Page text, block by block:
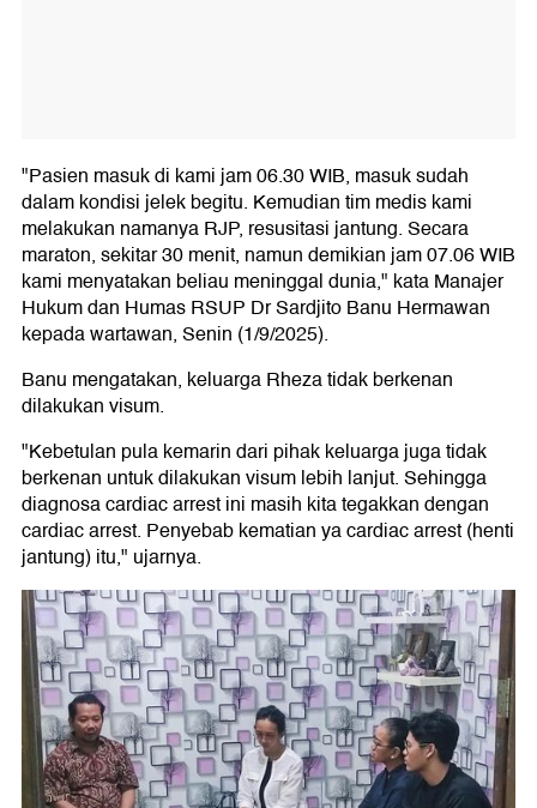
"Pasien masuk di kami jam 06.30 WIB, masuk sudah
dalam kondisi jelek begitu. Kemudian tim medis kami
melakukan namanya RJP, resusitasi jantung. Secara
maraton, sekitar 30 menit, namun demikian jam 07.06 WIB
kami menyatakan beliau meninggal dunia," kata Manajer
Hukum dan Humas RSUP Dr Sardjito Banu Hermawan
kepada wartawan, Senin (1/9/2025).
Banu mengatakan, keluarga Rheza tidak berkenan
dilakukan visum.
"Kebetulan pula kemarin dari pihak keluarga juga tidak
berkenan untuk dilakukan visum lebih lanjut. Sehingga
diagnosa cardiac arrest ini masih kita tegakkan dengan
cardiac arrest. Penyebab kematian ya cardiac arrest (henti
jantung) itu," ujarnya.